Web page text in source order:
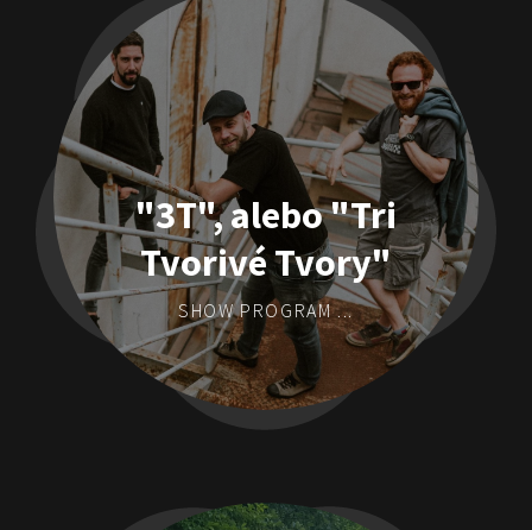
"3T", alebo "Tri
Tvorivé Tvory"
SHOW PROGRAM ...